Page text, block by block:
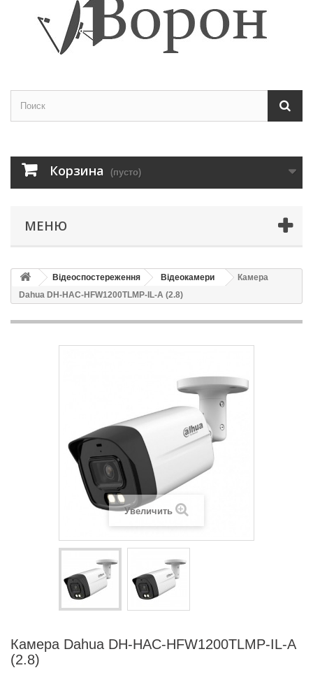
Корзина (пусто)
МЕНЮ
Відеоспостереження Відеокамери
Камера
Dahua DH-HAC-HFW1200TLMP-IL-A (2.8)
Увеличить
Камера Dahua DH-HAC-HFW1200TLMP-IL-A
(2.8)